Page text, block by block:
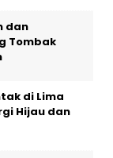
dan
Tombak
di Lima
Hijau dan